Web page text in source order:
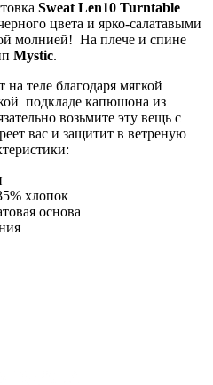
Sweat Len10 Turntable
цвета и ярко-салатавыми
молнией! На плече и спине
Mystic.
теле благодаря мягкой
подкладе капюшона из
возьмите эту вещь с
вас и защитит в ветреную
хлопок
основа